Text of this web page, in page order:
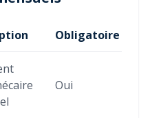
Obligatoire
Oui